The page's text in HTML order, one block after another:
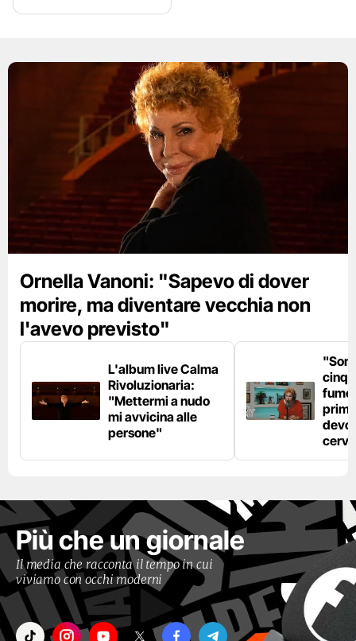
Ornella Vanoni: "Sapevo di dover
morire, ma diventare vecchia non
l'avevo previsto"
L'album live Calma
Rivoluzionaria:
"Mettermi a nudo
mi avvicina alle
persone"
fumo
devo
Più che un giornale
Il media che racconta il tempo in cui
viviamo con occhi moderni